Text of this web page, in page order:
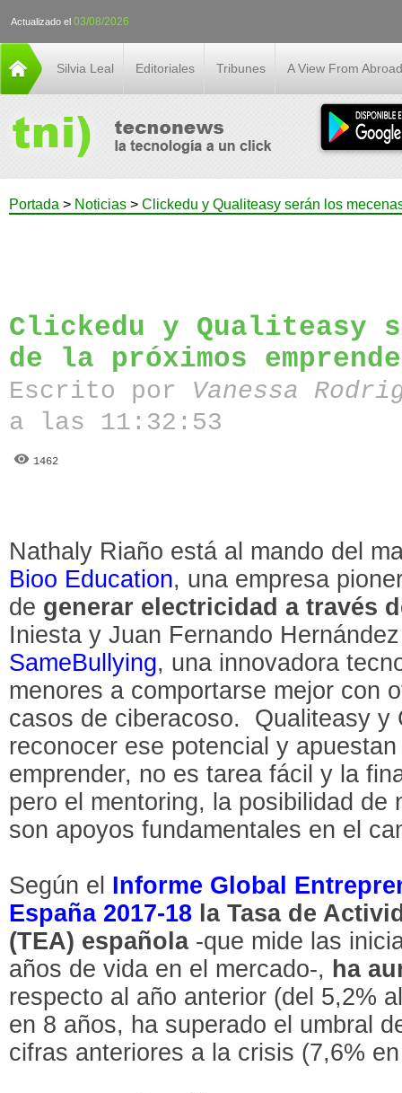
Actualizado el 03/08/2026
Silvia Leal Editoriales Tribunes A View From Abroad
Portada > Noticias > Clickedu y Qualiteasy serán los
Clickedu y Qualiteasy
de la próximos
Escrito por Vanessa
a las 11:32:53
1462
Nathaly Riaño está al mando del
Bioo Education, una empresa
de generar electricidad a través
Iniesta y Juan Fernando
SameBullying, una innovadora
menores a comportarse mejor con
casos de ciberacoso. Qualiteasy y
reconocer ese potencial y
emprender, no es tarea fácil y la
pero el mentoring, la posibilidad de
son apoyos fundamentales en el
Según el Informe Global
España 2017-18 la Tasa de
(TEA) española-que mide las
años de vida en el mercado-, ha
respecto al año anterior (del 5,2%
en 8 años, ha superado el umbral
cifras anteriores a la crisis (7,6%